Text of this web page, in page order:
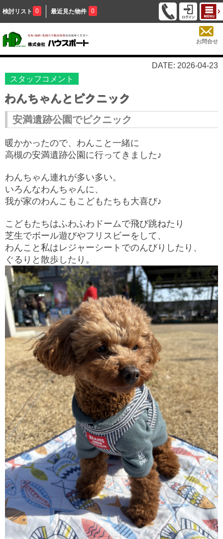
検討リスト 0 最近見た物件 0
お問合せ
DATE: 2026-04-23
スタッフコメント
わんちゃんとピクニック
安満遺跡公園でピクニック
暖かかったので、わんこと一緒に
高槻の安満遺跡公園に行ってきました♪
わんちゃん連れが多い多い。
いろんなわんちゃんに、
我が家のわんこもこどもたちも 大喜び♪
こどもたちはふわふわドームで飛び跳ねたり
芝生でボール遊びやフリスビーをして、
わんこと私はレジャーシートでのんびりしたり、
ぐるりと散歩したり。